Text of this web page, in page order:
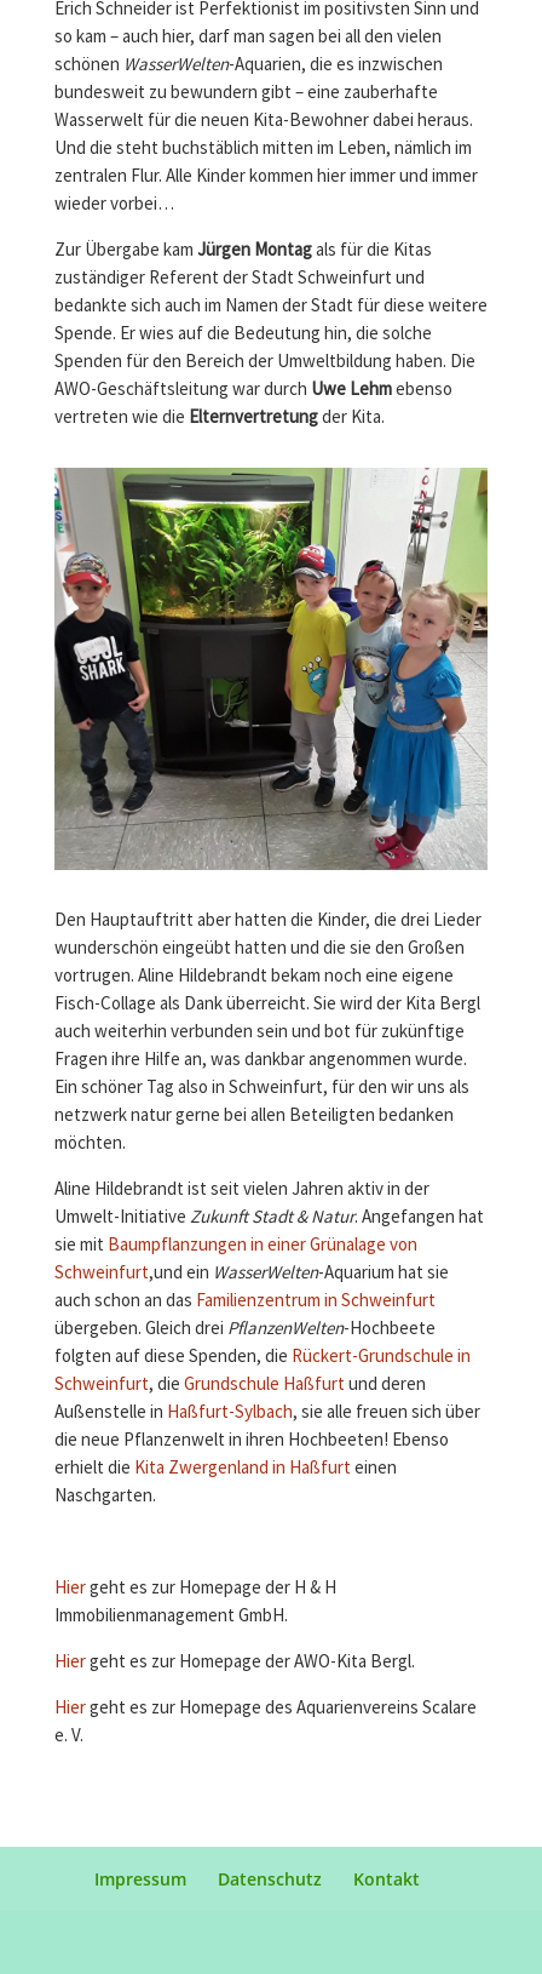
so kam – auch hier, darf man sagen bei all den vielen
schönenWasserWelten -Aquarien, die es inzwischen
bundesweit zu bewundern gibt – eine zauberhafte
Wasserwelt für die neuen Kita-Bewohner dabei heraus.
Und die steht buchstäblich mitten im Leben, nämlich im
zentralen Flur. Alle Kinder kommen hier immer und immer
wieder vorbei…
zuständiger Referent der Stadt Schweinfurt und
bedankte sich auch im Namen der Stadt für diese weitere
Spende. Er wies auf die Bedeutung hin, die solche
Spenden für den Bereich der Umweltbildung haben. Die
AWO-Geschäftsleitung war durchUwe Lehm ebenso
vertreten wie dieElternvertretungder Kita.
wunderschön eingeübt hatten und die sie den Großen
vortrugen. Aline Hildebrandt bekam noch eine eigene
Fisch-Collage als Dank überreicht. Sie wird der Kita Bergl
auch weiterhin verbunden sein und bot für zukünftige
Fragen ihre Hilfe an, was dankbar angenommen wurde.
Ein schöner Tag also in Schweinfurt, für den wir uns als
netzwerk natur gerne bei allen Beteiligten bedanken
möchten.
Umwelt-InitiativeZukunft Stadt & Natur. Angefangen hat
sie mitBaumpflanzungen in einer Grünalage von
Schweinfurt,und einWasserWelten-Aquarium hat sie
auch schon an dasFamilienzentrum in Schweinfurt
übergeben. Gleich dreiPflanzenWelten-Hochbeete
folgten auf diese Spenden, dieRückert-Grundschule in
Schweinfurt, dieGrundschule Haßfurtund deren
Außenstelle inHaßfurt-Sylbach, sie alle freuen sich über
die neue Pflanzenwelt in ihren Hochbeeten! Ebenso
erhielt dieKita Zwergenland in Haßfurteinen
Naschgarten.
Immobilienmanagement GmbH.
e. V.